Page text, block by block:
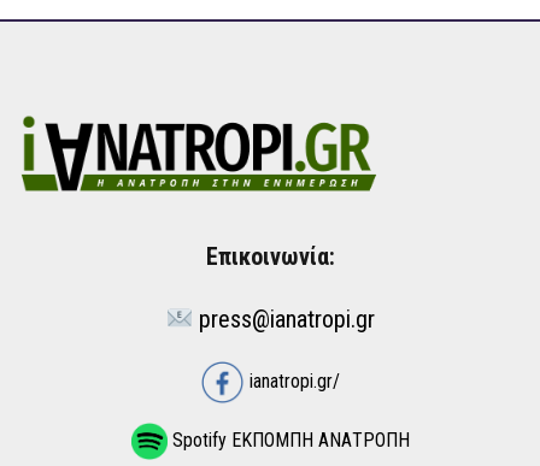
Επικοινωνία:
press@ianatropi.gr
ianatropi.gr/
Spotify ΕΚΠΟΜΠΗ ΑΝΑΤΡΟΠΗ